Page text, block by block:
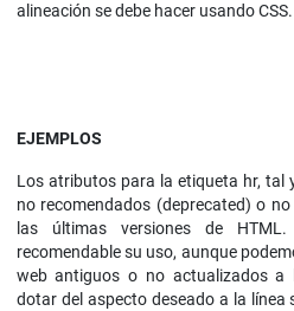
alineación se debe hacer usando CSS.
EJEMPLOS
Los atributos para la etiqueta hr, tal
no recomendados (deprecated) o
las últimas versiones de
recomendable su uso, aunque
web antiguos o no actualizados a
dotar del aspecto deseado a la línea